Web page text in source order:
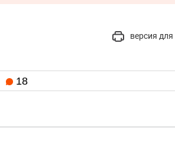
версия для
18